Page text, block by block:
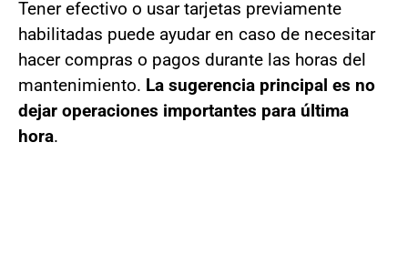
Tener efectivo o usar tarjetas previamente
habilitadas puede ayudar en caso de necesitar
hacer compras o pagos durante las horas del
mantenimiento. La sugerencia principal es no
dejar operaciones importantes para última
hora.